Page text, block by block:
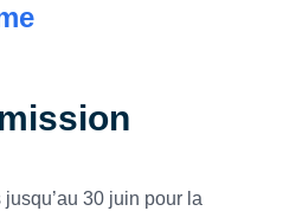
30 juin pour la